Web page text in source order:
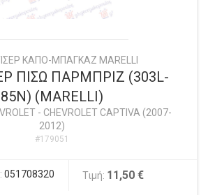
ΚΑΠΟ-ΜΠΑΓΚΑΖ MARELLI
ΠΙΣΩ ΠΑΡΜΠΡΙΖ (303L-
85N) (MARELLI)
- CHEVROLET CAPTIVA (2007-
2012)
#179051
051708320 Τιμή: 11,50 €